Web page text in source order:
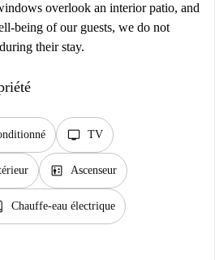
overlook an interior patio, and
being of our guests, we do not
their stay.
tv TV
elevator Ascenseur
Chauffe-eau électrique